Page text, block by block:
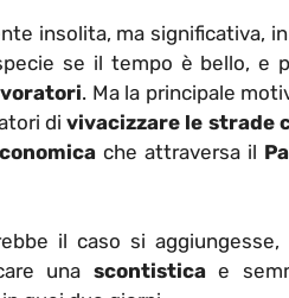
insolita, ma significativa,
se il tempo è bello, e
. Ma la principale
di vivacizzare le strade
che attraversa il
il caso si
una scontisticae